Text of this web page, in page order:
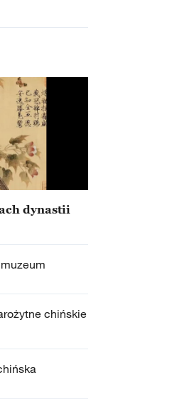
dynastii
chińskie